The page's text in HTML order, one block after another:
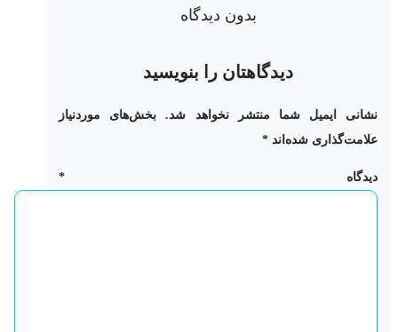
بدون دیدگاه
دیدگاهتان را بنویسید
نشانی ایمیل شما منتشر نخواهد شد.
بخش‌های موردنیاز
علامت‌گذاری شده‌اند *
دیدگاه *